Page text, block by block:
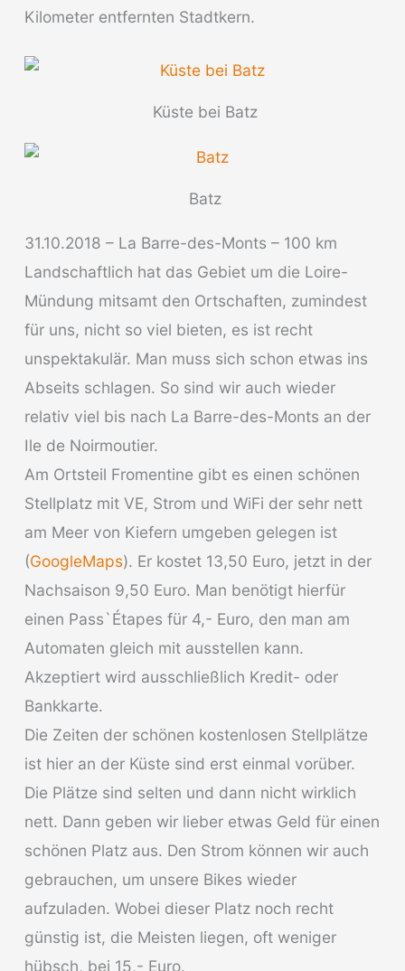
Kilometer entfernten Stadtkern.
Küste bei Batz
Batz
31.10.2018 – La Barre-des-Monts – 100 km
Landschaftlich hat das Gebiet um die Loire-
Mündung mitsamt den Ortschaften, zumindest
für uns, nicht so viel bieten, es ist recht
unspektakulär. Man muss sich schon etwas ins
Abseits schlagen. So sind wir auch wieder
relativ viel bis nach La Barre-des-Monts an der
Ile de Noirmoutier.
Am Ortsteil Fromentine gibt es einen schönen
Stellplatz mit VE, Strom und WiFi der sehr nett
am Meer von Kiefern umgeben gelegen ist
(GoogleMaps). Er kostet 13,50 Euro, jetzt in der
Nachsaison 9,50 Euro. Man benötigt hierfür
einen Pass`Étapes für 4,- Euro, den man am
Automaten gleich mit ausstellen kann.
Akzeptiert wird ausschließlich Kredit- oder
Bankkarte.
Die Zeiten der schönen kostenlosen Stellplätze
ist hier an der Küste sind erst einmal vorüber.
Die Plätze sind selten und dann nicht wirklich
nett. Dann geben wir lieber etwas Geld für einen
schönen Platz aus. Den Strom können wir auch
gebrauchen, um unsere Bikes wieder
aufzuladen. Wobei dieser Platz noch recht
günstig ist, die Meisten liegen, oft weniger
hübsch, bei 15,- Euro.